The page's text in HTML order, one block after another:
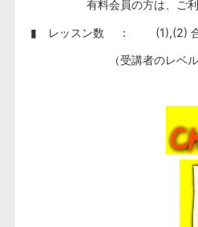
有料会員の方は、ご利用に
▮ レッスン数 ： (1),(2) 合
（受講者のレベルやレッ